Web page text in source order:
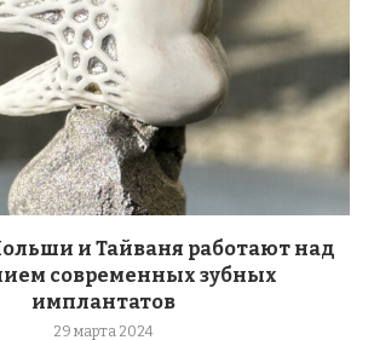
и Тайваня работают над
современных зубных
имплантатов
29 марта 2024